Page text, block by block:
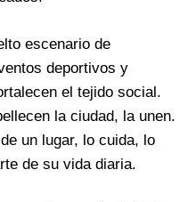
escenario de
deportivos y
el tejido social.
la ciudad, la unen.
un lugar, lo cuida, lo
de su vida diaria.